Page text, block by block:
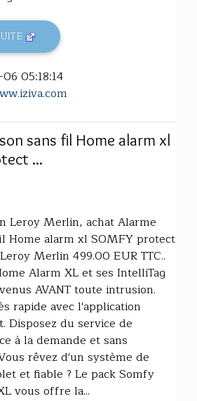
05:18:14
sans fil Home alarm xl
...
Leroy Merlin, achat Alarme
Home alarm xl SOMFY protect
Merlin 499.00 EUR TTC..
Alarm XL et ses IntelliTag
AVANT toute intrusion.
rapide avec l'application
Disposez du service de
à la demande et sans
rêvez d'un système de
et fiable ? Le pack Somfy
vous offre la...